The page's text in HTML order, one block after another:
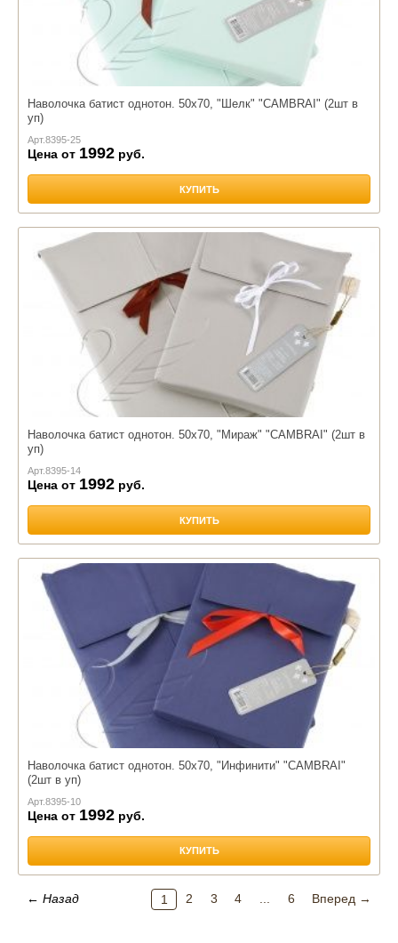
Наволочка батист однотон. 50х70, "Шелк" "CAMBRAI" (2шт в
уп)
Арт.8395-25
Цена от 1992 руб.
КУПИТЬ
Наволочка батист однотон. 50х70, "Мираж" "CAMBRAI" (2шт в
уп)
Арт.8395-14
Цена от 1992 руб.
КУПИТЬ
Наволочка батист однотон. 50х70, "Инфинити" "CAMBRAI"
(2шт в уп)
Арт.8395-10
Цена от 1992 руб.
КУПИТЬ
← Назад 1 2 3 4 6 Вперед →